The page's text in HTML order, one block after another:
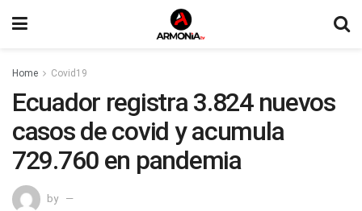
Home Covid19
Ecuador registra 3.824 nuevos
casos de covid y acumula
729.760 en pandemia
by